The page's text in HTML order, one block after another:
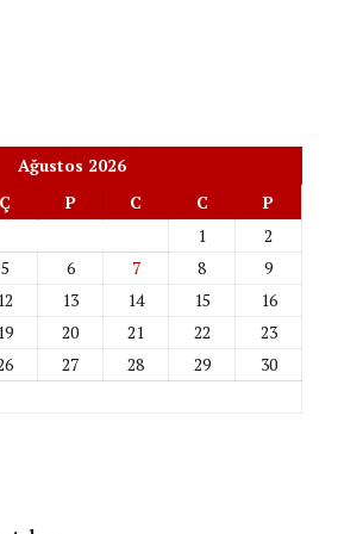
Ağustos 2026
Ç P C C
P
1
2
5 6 7 8
9
12 13 14 15
16
19 20 21 22
23
27 28 29
30